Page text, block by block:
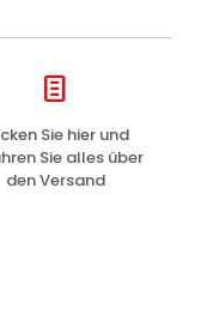
Sie hier und
Sie alles über
den Versand